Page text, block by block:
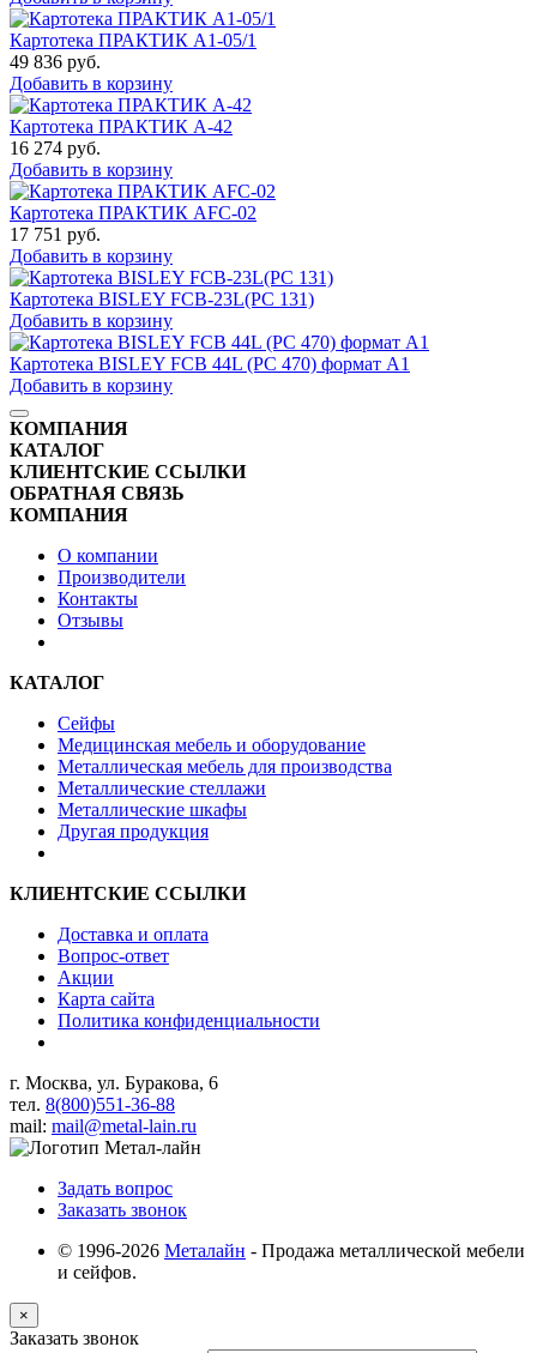
Картотека ПРАКТИК A1-05/1
49 836 руб.
Добавить в корзину
Картотека ПРАКТИК А-42
16 274 руб.
Добавить в корзину
Картотека ПРАКТИК AFC-02
17 751 руб.
Добавить в корзину
Картотека BISLEY FCB-23L(PC 131)
Добавить в корзину
Картотека BISLEY FCB 44L (PC 470) формат А1
Добавить в корзину
КОМПАНИЯ
КАТАЛОГ
КЛИЕНТСКИЕ ССЫЛКИ
ОБРАТНАЯ СВЯЗЬ
КОМПАНИЯ
О компании
Производители
Контакты
Отзывы
КАТАЛОГ
Сейфы
Медицинская мебель и оборудование
Металлическая мебель для производства
Металлические стеллажи
Металлические шкафы
Другая продукция
КЛИЕНТСКИЕ ССЫЛКИ
Доставка и оплата
Вопрос-ответ
Акции
Карта сайта
Политика конфиденциальности
г. Москва, ул. Буракова, 6
тел. 8(800)551-36-88
mail: mail@metal-lain.ru
Задать вопрос
Заказать звонок
© 1996-2026 Металайн - Продажа металлической мебели
и сейфов.
×
Заказать звонок